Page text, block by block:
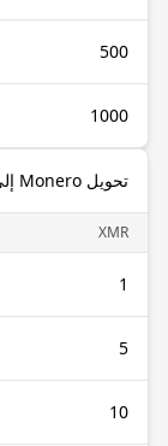
500
1000
تحويل Monero إلى كيات ميانمار
XMR
1
5
10